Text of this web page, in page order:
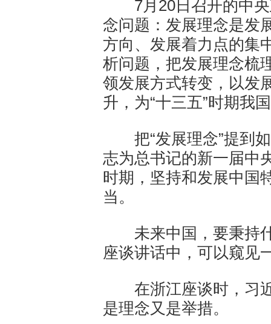
7月20日召开的中央
念问题：发展理念是发
方向、发展着力点的集
析问题，把发展理念梳
领发展方式转变，以发
升，为“十三五”时期我
把“发展理念”提到如
志为总书记的新一届中
时期，坚持和发展中国
当。
未来中国，要秉持什
座谈讲话中，可以窥
在浙江座谈时，习近
是理念又是举措。